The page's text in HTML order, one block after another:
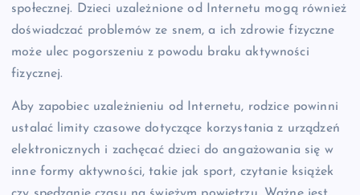
społecznej. Dzieci uzależnione od Internetu mogą również
doświadczać problemów ze snem, a ich zdrowie fizyczne
może ulec pogorszeniu z powodu braku aktywności
fizycznej.
Aby zapobiec uzależnieniu od Internetu, rodzice powinni
ustalać limity czasowe dotyczące korzystania z urządzeń
elektronicznych i zachęcać dzieci do angażowania się w
inne formy aktywności, takie jak sport, czytanie książek